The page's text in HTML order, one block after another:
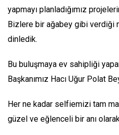
yapmayı planladığımız
Bizlere bir ağabey gibi verdiği
dinledik.
Bu buluşmaya ev sahipliği
Başkanımız Hacı Uğur Polat
Her ne kadar selfiemizi tam
güzel ve eğlenceli bir anı